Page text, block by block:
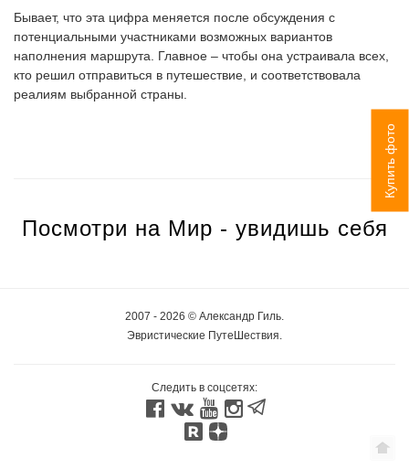
Бывает, что эта цифра меняется после обсуждения с
потенциальными участниками возможных вариантов
наполнения маршрута. Главное – чтобы она устраивала всех,
кто решил отправиться в путешествие, и соответствовала
реалиям выбранной страны.
Посмотри на Мир - увидишь себя
Купить фото
2007 - 2026 © Александр Гиль.
Эвристические ПутеШествия.
Следить в соцсетях: